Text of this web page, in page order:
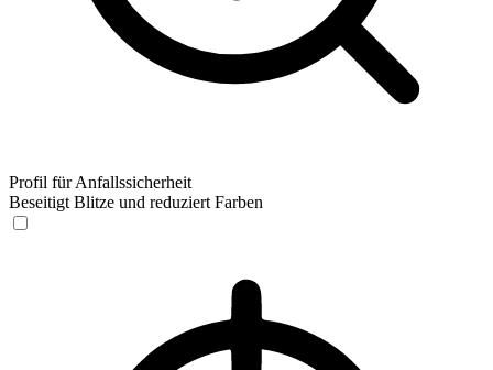
Profil für Anfallssicherheit
Beseitigt Blitze und reduziert Farben